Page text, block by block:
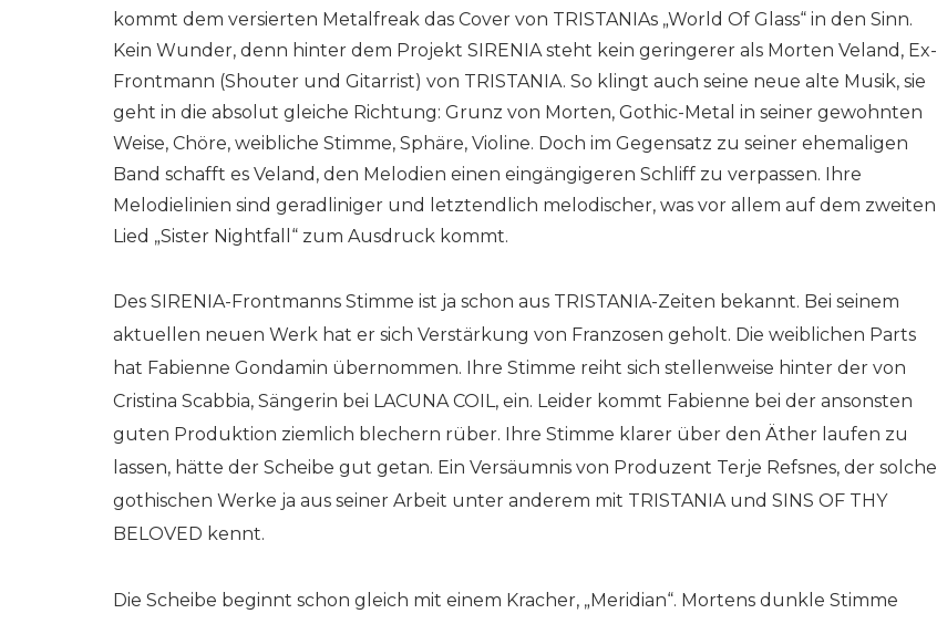
kommt dem versierten Metalfreak das Cover von TRISTANIAs „World Of Glass“ in den Sinn.
Kein Wunder, denn hinter dem Projekt SIRENIA steht kein geringerer als Morten Veland, Ex-
Frontmann (Shouter und Gitarrist) von TRISTANIA. So klingt auch seine neue alte Musik, sie
geht in die absolut gleiche Richtung: Grunz von Morten, Gothic-Metal in seiner gewohnten
Weise, Chöre, weibliche Stimme, Sphäre, Violine. Doch im Gegensatz zu seiner ehemaligen
Band schafft es Veland, den Melodien einen eingängigeren Schliff zu verpassen. Ihre
Melodielinien sind geradliniger und letztendlich melodischer, was vor allem auf dem zweiten
Lied „Sister Nightfall“ zum Ausdruck kommt.
Des SIRENIA-Frontmanns Stimme ist ja schon aus TRISTANIA-Zeiten bekannt. Bei seinem
aktuellen neuen Werk hat er sich Verstärkung von Franzosen geholt. Die weiblichen Parts
hat Fabienne Gondamin übernommen. Ihre Stimme reiht sich stellenweise hinter der von
Cristina Scabbia, Sängerin bei LACUNA COIL, ein. Leider kommt Fabienne bei der ansonsten
guten Produktion ziemlich blechern rüber. Ihre Stimme klarer über den Äther laufen zu
lassen, hätte der Scheibe gut getan. Ein Versäumnis von Produzent Terje Refsnes, der solche
gothischen Werke ja aus seiner Arbeit unter anderem mit TRISTANIA und SINS OF THY
BELOVED kennt.
Die Scheibe beginnt schon gleich mit einem Kracher, „Meridian“. Mortens dunkle Stimme